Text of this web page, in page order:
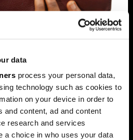
data
process your personal data,
technology such as cookies to
on your device in order to
and content, ad and content
research and services
a choice in who uses your data
50.000 KM prenizak
(BiH) traže povećanje limita za
kredite sa sadašnjih
prag više ne odgovara rastu